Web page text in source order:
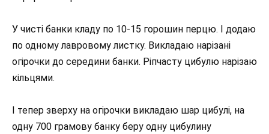
У чисті банки кладу по 10-15 горошин перцю. І додаю
по одному лавровому листку. Викладаю нарізані
огірочки до середини банки. Ріпчасту цибулю нарізаю
кільцями.
І тепер зверху на огірочки викладаю шар цибулі, на
одну 700 грамову банку беру одну цибулину